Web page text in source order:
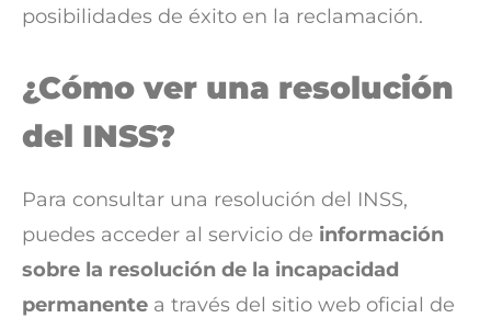
posibilidades de éxito en la reclamación.
¿Cómo ver una resolución
del INSS?
Para consultar una resolución del INSS,
puedes acceder al servicio de información
sobre la resolución de la incapacidad
permanente a través del sitio web oficial de